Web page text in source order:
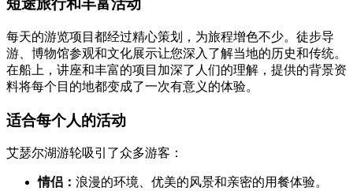
短途旅行和丰富活动
每天的游览项目都经过精心策划，为旅程增色不少。徒步导
游、博物馆参观和文化展示让您深入了解当地的历史和传统。
在船上，讲座和丰富的项目加深了人们的理解，提供的背景资
料将每个目的地都变成了一次有意义的体验。
适合每个人的活动
艾瑟尔湖游轮吸引了众多游客：
情侣： 浪漫的环境、优美的风景和亲密的用餐体验。